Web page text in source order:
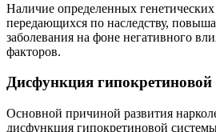
Наличие определенных
передающихся по наследству,
заболевания на фоне негативного
факторов.
Дисфункция гипокретиновой
Основной причиной развития
дисфункция гипокретиновой